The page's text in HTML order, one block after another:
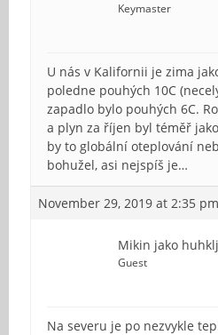
Keymaster
U nás v Kalifornii je zima
poledne pouhých 10C
zapadlo bylo pouhých 6C.
a plyn za říjen byl téměř
by to globální oteplování
bohužel, asi nejspíš je…
November 29, 2019 at 2:35 pm
Mikin jako
Guest
Na severu je po nezvykle